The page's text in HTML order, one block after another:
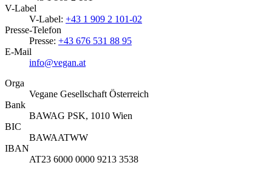
V-Label
V-Label: +43 1 909 2 101-02
Presse-Telefon
Presse: +43 676 531 88 95
E-Mail
info@vegan.at
Orga
Vegane Gesellschaft Österreich
Bank
BAWAG PSK, 1010 Wien
BIC
BAWAATWW
IBAN
AT23 6000 0000 9213 3538